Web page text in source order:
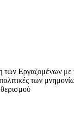
Εργαζομένων με
των